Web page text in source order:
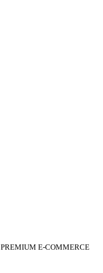
. PREMIUM E-COMMERCE